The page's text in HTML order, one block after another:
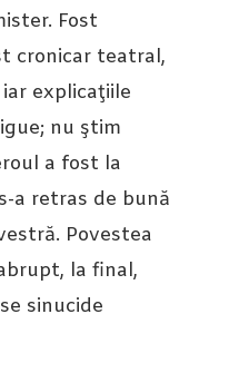
Fost
cronicar teatral,
explicaţiile
nu ştim
a fost la
a retras de bună
Povestea
la final,
sinucide